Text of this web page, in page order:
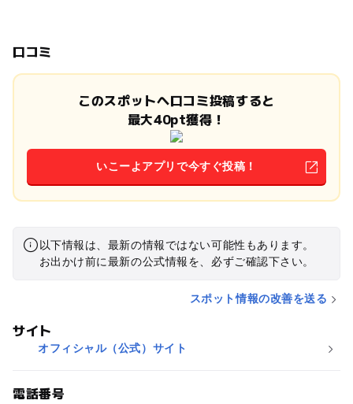
口コミ
このスポットへ口コミ投稿すると
最大40pt獲得！
いこーよアプリで今すぐ投稿！
以下情報は、最新の情報ではない可能性もあります。
お出かけ前に最新の公式情報を、必ずご確認下さい。
スポット情報の改善を送る
サイト
オフィシャル（公式）サイト
電話番号